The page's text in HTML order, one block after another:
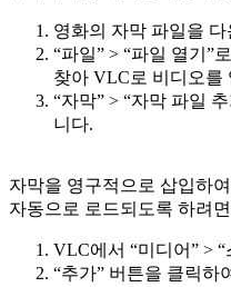
영화의 자막 파일을
“파일” > “파일 열기”
찾아 VLC로 비디오를
“자막” > “자막 파일
니다.
자막을 영구적으로 삽입하
자동으로 로드되도록 하려
VLC에서 “미디어” >
“추가” 버튼을 클릭하